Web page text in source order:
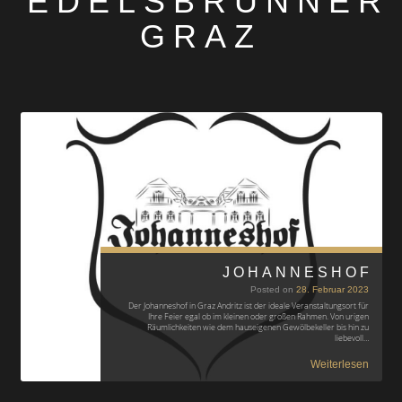
GRAZ
JOHANNESHOF
Posted on 28. Februar 2023
Der Johanneshof in Graz Andritz ist der ideale Veranstaltungsort für
Ihre Feier egal ob im kleinen oder großen Rahmen. Von urigen
Räumlichkeiten wie dem hauseigenen Gewölbekeller bis hin zu
liebevoll…
Weiterlesen